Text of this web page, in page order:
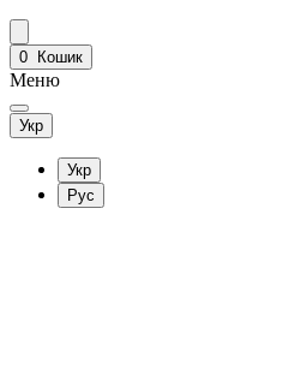
0 Кошик
Меню
Укр
Укр
Рус